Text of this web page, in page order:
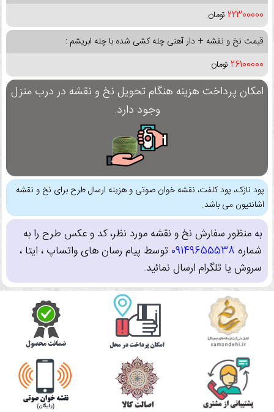
22300000 تومان
قیمت نخ و نقشه + دار آهنی چله کشی شده با چله ابریشم :
26100000 تومان
امکان پرداخت هزینه هنگام تحویل نخ و نقشه در درب منزل
وجود دارد.
پود نازک، پود کلفت، نقشه خوان صوتی و هزینه ارسال طرح برای نخ و نقشه
اشانتیون می باشد.
به منظور سفارش نخ و نقشه مورد نظر، کد و عکس طرح را به
شماره 09149655538توسط پیام رسان های واتساپ ، ایتا ،
سروش یا تلگرام ارسال نمائید.